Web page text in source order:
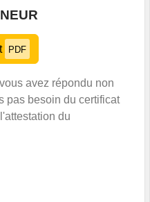
PDF
avez répondu non
pas besoin du certificat
du